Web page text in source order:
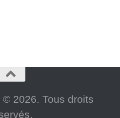
2026. Tous droits